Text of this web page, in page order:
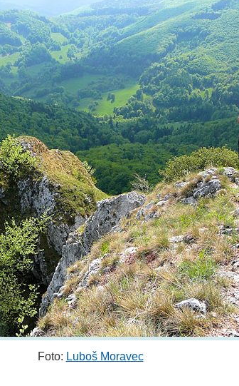
Foto: Luboš Moravec